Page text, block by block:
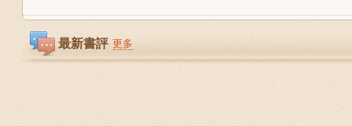
最新書評 更多